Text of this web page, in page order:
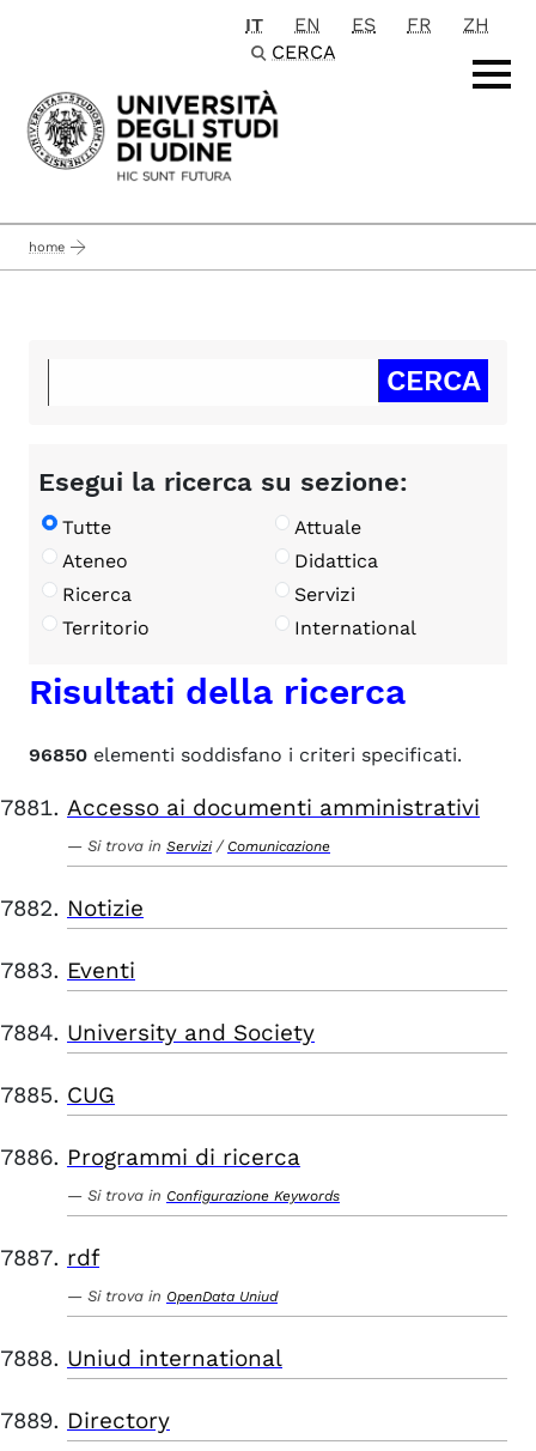
Passa al contenuto principale
IT EN ES FR
ZH
CERCA
home
Esegui la ricerca su sezione:
Tutte
Attuale
Ateneo
Didattica
Ricerca
Servizi
Territorio
International
Risultati della ricerca
96850 elementi soddisfano i criteri specificati.
Accesso ai documenti amministrativi
Si trova in Servizi / Comunicazione
Notizie
Eventi
University and Society
CUG
Programmi di ricerca
Si trova in Configurazione Keywords
rdf
Si trova in OpenData Uniud
Uniud international
Directory